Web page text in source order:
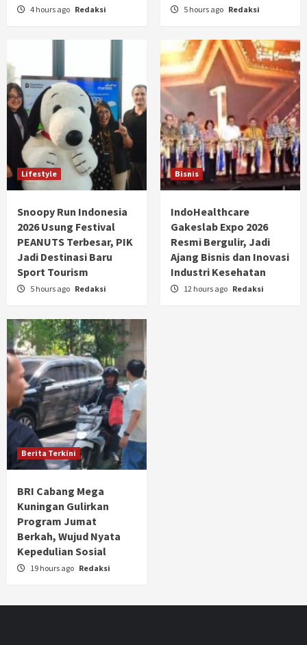
4 hours ago Redaksi 5 hours ago Redaksi
Lifestyle
Snoopy Run Indonesia
2026 Usung Festival
PEANUTS Terbesar, PIK
Jadi Destinasi Baru
Sport Tourism
5 hours ago Redaksi
Bisnis
IndoHealthcare
Gakeslab Expo 2026
Resmi Bergulir, Jadi
Ajang Bisnis dan Inovasi
Industri Kesehatan
12 hours ago Redaksi
Berita Terkini
BRI Cabang Mega
Kuningan Gulirkan
Program Jumat
Berkah, Wujud Nyata
Kepedulian Sosial
19 hours ago Redaksi